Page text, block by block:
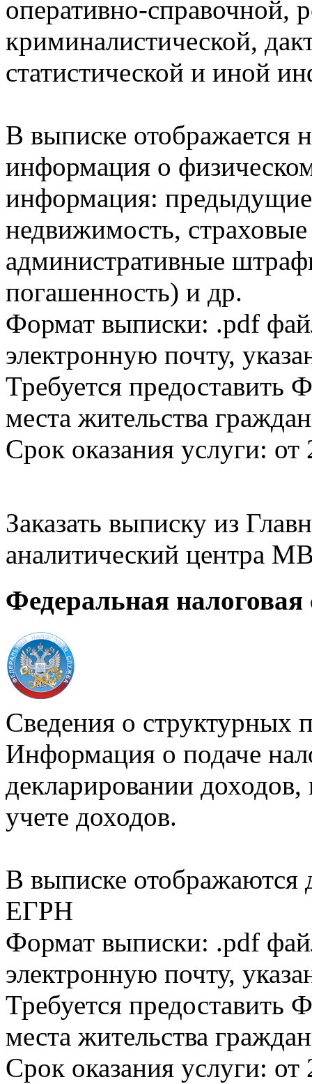
оперативно-справочной,
криминалистической,
статистической и иной
В выписке отображается
информация о
информация:
недвижимость,
административные
погашенность) и др.
Формат выписки: .pdf
электронную почту,
Требуется
места жительства
Срок оказания услуги: от
Заказать выписку из
аналитический центра
Федеральная налоговая
Сведения о структурных
Информация о подаче
декларировании доходов,
учете доходов.
В выписке
ЕГРН
Формат выписки: .pdf
электронную почту,
Требуется
места жительства
Срок оказания услуги: от